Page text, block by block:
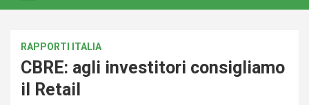
RAPPORTI ITALIA
CBRE: agli investitori consigliamo
il Retail